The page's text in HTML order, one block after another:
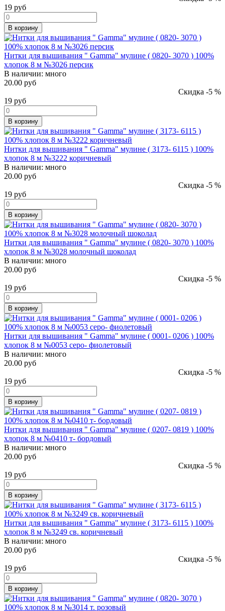
19 руб
В корзину
Нитки для вышивания " Gamma" мулине ( 0820- 3070 ) 100%
хлопок 8 м №3026 персик
В наличии: много
20.00 руб
Скидка -5 %
19 руб
В корзину
Нитки для вышивания " Gamma" мулине ( 3173- 6115 ) 100%
хлопок 8 м №3222 коричневый
В наличии: много
20.00 руб
Скидка -5 %
19 руб
В корзину
Нитки для вышивания " Gamma" мулине ( 0820- 3070 ) 100%
хлопок 8 м №3028 молочный шоколад
В наличии: много
20.00 руб
Скидка -5 %
19 руб
В корзину
Нитки для вышивания " Gamma" мулине ( 0001- 0206 ) 100%
хлопок 8 м №0053 серо- фиолетовый
В наличии: много
20.00 руб
Скидка -5 %
19 руб
В корзину
Нитки для вышивания " Gamma" мулине ( 0207- 0819 ) 100%
хлопок 8 м №0410 т- бордовый
В наличии: много
20.00 руб
Скидка -5 %
19 руб
В корзину
Нитки для вышивания " Gamma" мулине ( 3173- 6115 ) 100%
хлопок 8 м №3249 св. коричневый
В наличии: много
20.00 руб
Скидка -5 %
19 руб
В корзину